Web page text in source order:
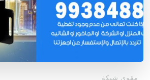
مقوي شبكة